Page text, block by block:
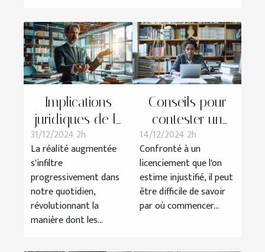
Implications
juridiques de la
réalité
augmentée
dans les
services
professionnels
31/12/2024 2h
La réalité augmentée
s'infiltre
progressivement dans
notre quotidien,
révolutionnant la
manière dont les...
Conseils pour
contester un
licenciement
abusif
14/12/2024 2h
Confronté à un
licenciement que l'on
estime injustifié, il peut
être difficile de savoir
par où commencer...